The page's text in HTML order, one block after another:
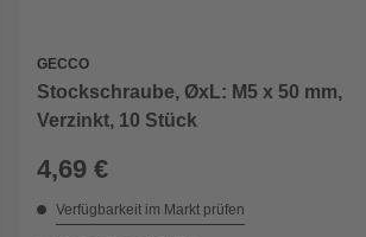
GECCO
Stockschraube, ØxL: M5 x 50 mm,
Verzinkt, 10 Stück
4,69 €
Verfügbarkeit im Markt prüfen